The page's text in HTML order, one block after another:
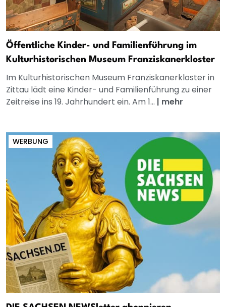
Öffentliche Kinder- und Familienführung im
Kulturhistorischen Museum Franziskanerkloster
Im Kulturhistorischen Museum Franziskanerkloster in
Zittau lädt eine Kinder- und Familienführung zu einer
Zeitreise ins 19. Jahrhundert ein. Am 1... | mehr
WERBUNG